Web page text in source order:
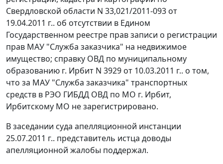
Свердловской области N 33,021/2011-093 от
19.04.2011 г.. об отсутствии в Едином
Государственном реестре прав записи о регистрации
прав МАУ "Служба заказчика" на недвижимое
имущество; справку ОВД по муниципальному
образованию г. Ирбит N 3929 от 10.03.2011 г.. о том,
что за МАУ "Служба заказчика" транспортных
средств в РЭО ГИБДД ОВД по МО г. Ирбит,
Ирбитскому МО не зарегистрировано.
В заседании суда апелляционной инстанции
25.07.2011 г.. представитель истца доводы
апелляционной жалобы поддержал.